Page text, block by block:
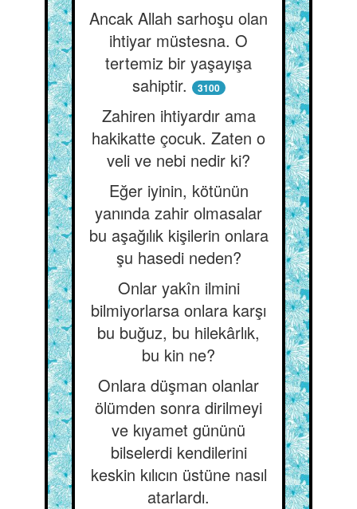
Ancak Allah sarhoşu olan
ihtiyar müstesna. O
tertemiz bir yaşayışa
sahiptir.
3100
Zahiren ihtiyardır ama
hakikatte çocuk. Zaten o
veli ve nebi nedir ki?
Eğer iyinin, kötünün
yanında zahir olmasalar
bu aşağılık kişilerin onlara
şu hasedi neden?
Onlar yakîn ilmini
bilmiyorlarsa onlara karşı
bu buğuz, bu hilekârlık,
bu kin ne?
Onlara düşman olanlar
ölümden sonra dirilmeyi
ve kıyamet gününü
bilselerdi kendilerini
keskin kılıcın üstüne nasıl
atarlardı.